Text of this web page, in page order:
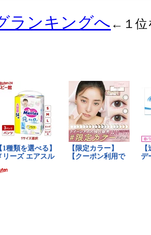
ランキングへ ←１位